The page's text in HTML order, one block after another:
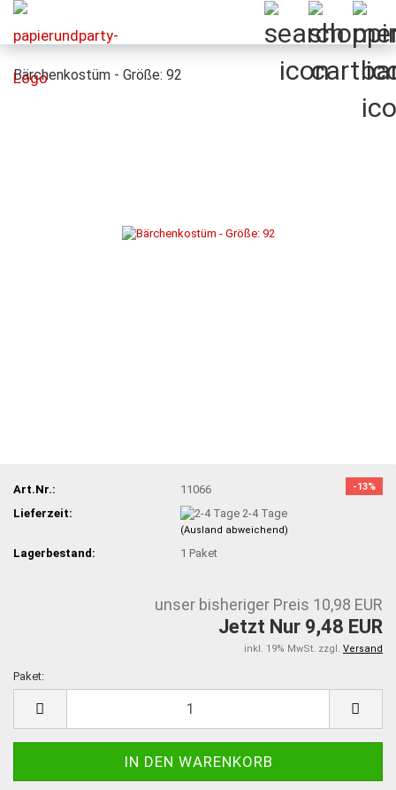
Bärchenkostüm - Größe: 92
-13%
Art.Nr.:
11066
Lieferzeit:
2-4 Tage
(Ausland abweichend)
Lagerbestand: 1Paket
unser bisheriger Preis 10,98 EUR
Jetzt Nur 9,48 EUR
inkl. 19% MwSt. zzgl. Versand
Paket: